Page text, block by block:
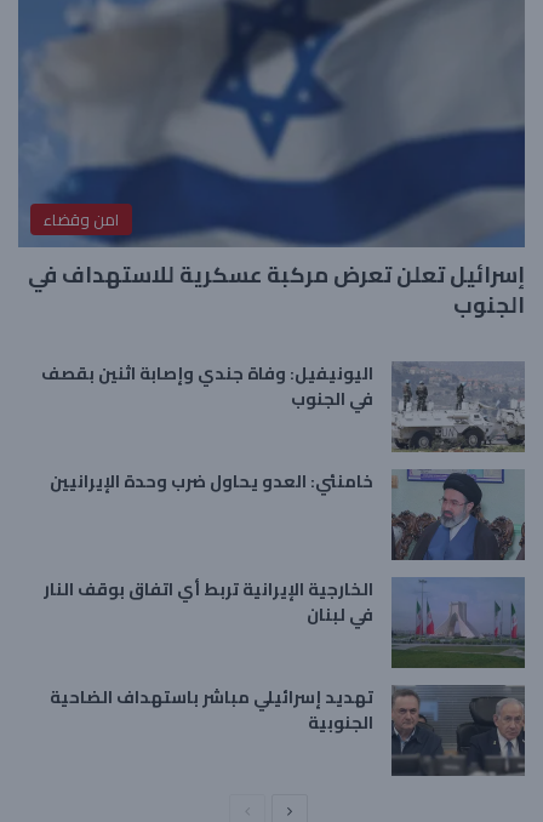
امن وقضاء
إسرائيل تعلن تعرض مركبة عسكرية للاستهداف في
الجنوب
اليونيفيل: وفاة جندي وإصابة اثنين بقصف
في الجنوب
خامنئي: العدو يحاول ضرب وحدة الإيرانيين
الخارجية الإيرانية تربط أي اتفاق بوقف النار
في لبنان
تهديد إسرائيلي مباشر باستهداف الضاحية
الجنوبية